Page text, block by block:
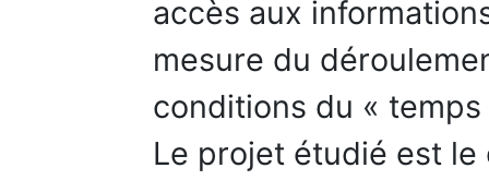
accès aux
mesure du
conditions du « temps
Le projet étudié est le